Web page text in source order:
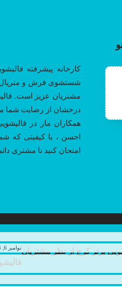
کارخانه پیشرفته
شستشوی فرش و متریال
مشتریان عزیز است.
درخشان از رضایت شما
همکاران مار در
احسن ، با کیفیتی که
امتحان کنید تا مشتری
نوامبر 6, 2024